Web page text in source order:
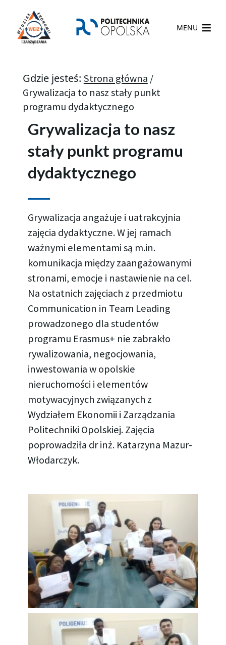
MENU
Gdzie jesteś: Strona główna /
Grywalizacja to nasz stały punkt
programu dydaktycznego​
Grywalizacja to nasz
stały punkt programu
dydaktycznego
Grywalizacja angażuje i uatrakcyjnia
zajęcia dydaktyczne. W jej ramach
ważnymi elementami są m.in.
komunikacja między zaangażowanymi
stronami, emocje i nastawienie na cel.
Na ostatnich zajęciach z przedmiotu
Communication in Team Leading
prowadzonego dla studentów
programu Erasmus+ nie zabrakło
rywalizowania, negocjowania,
inwestowania w opolskie
nieruchomości i elementów
motywacyjnych związanych z
Wydziałem Ekonomii i Zarządzania
Politechniki Opolskiej. Zajęcia
poprowadziła dr inż. Katarzyna Mazur-
Włodarczyk.